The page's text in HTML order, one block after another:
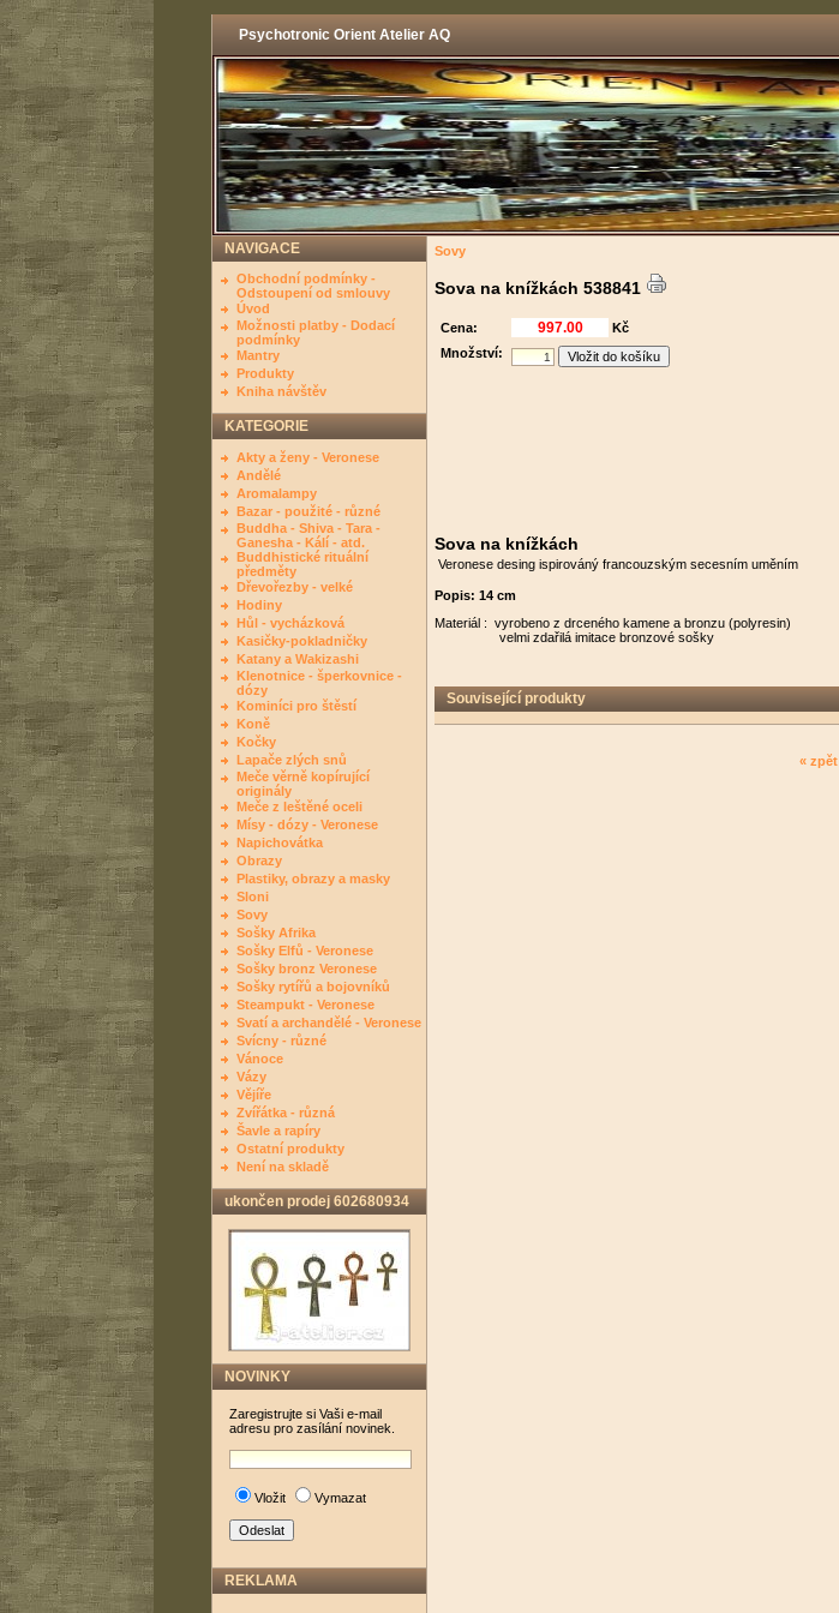
Psychotronic Orient Atelier AQ
NAVIGACE
Obchodní podmínky -
Odstoupení od smlouvy
Úvod
Možnosti platby - Dodací
podmínky
Mantry
Produkty
Kniha návštěv
KATEGORIE
Akty a ženy - Veronese
Andělé
Aromalampy
Bazar - použité - různé
Buddha - Shiva - Tara -
Ganesha - Kálí - atd.
Buddhistické rituální
předměty
Dřevořezby - velké
Hodiny
Hůl - vycházková
Kasičky-pokladničky
Katany a Wakizashi
Klenotnice - šperkovnice -
dózy
Kominíci pro štěstí
Koně
Kočky
Lapače zlých snů
Meče věrně kopírující
originály
Meče z leštěné oceli
Mísy - dózy - Veronese
Napichovátka
Obrazy
Plastiky, obrazy a masky
Sloni
Sovy
Sošky Afrika
Sošky Elfů - Veronese
Sošky bronz Veronese
Sošky rytířů a bojovníků
Steampukt - Veronese
Svatí a archandělé - Veronese
Svícny - různé
Vánoce
Vázy
Vějíře
Zvířátka - různá
Šavle a rapíry
Ostatní produkty
Není na skladě
ukončen prodej 602680934
NOVINKY
Zaregistrujte si Vaši e-mail
adresu pro zasílání novinek.
Vložit Vymazat
REKLAMA
Sovy
Sova na knížkách 538841
Cena:
Kč
Množství:
Sova na knížkách
Veronese desing ispirováný francouzským secesním uměním
Popis: 14 cm
Materiál : vyrobeno z drceného kamene a bronzu (polyresin)
velmi zdařilá imitace bronzové sošky
Související produkty
« zpět